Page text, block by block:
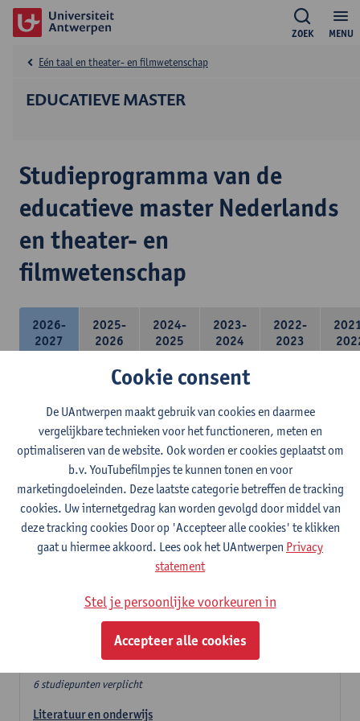
MENU
ZOEK
EDUCATIEVE MASTER
Eén taal en theater- en filmwetenschap
Studieprogramma van de
educatieve master Nederlands
en theater- en
filmwetenschap
2026-
2027
2025-
2026
2024-
2025
2023-
2024
2022-
2023
- Optie A : je kiest twee vakdidactieken
- Optie B: je kiest één vakdidactiek en een profilering
In de domeincomponent neem je 60 studiepunten op:
- 1 verplicht algemeen opleidingsonderdeel van 6 studiepunten,
- 24 of 30 studiepunten Nederlands en telkens minimum 6
studiepunten per deeldomein,
- 24 of 30 studiepunten theater- en filmwetenschap.
Verplicht algemeen opleidingsonderdeel
Deze 6 verplichte studiepunten tellen mee in de
domeincomponent van een van de gekozen talen.
Verplicht algemeen opleidingsonderdeel
6 studiepunten verplicht
Literatuur en onderwijs
Cookie consent
De UAntwerpen maakt gebruik van cookies en daarmee
vergelijkbare technieken voor het functioneren, meten en
optimaliseren van de website. Ook worden er cookies geplaatst om
b.v. YouTubefilmpjes te kunnen tonen en voor
marketingdoeleinden. Deze laatste categorie betreffen de tracking
cookies. Uw internetgedrag kan worden gevolgd door middel van
deze tracking cookies Door op 'Accepteer alle cookies' te klikken
gaat u hiermee akkoord. Lees ook het UAntwerpen Privacy
statement
Stel je persoonlijke voorkeuren in
Accepteer alle cookies